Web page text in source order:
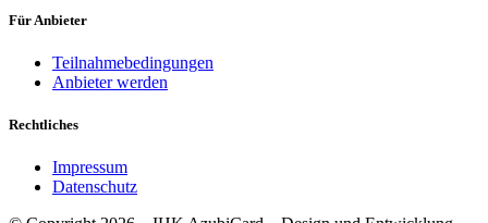
Für Anbieter
Teilnahmebedingungen
Anbieter werden
Rechtliches
Impressum
Datenschutz